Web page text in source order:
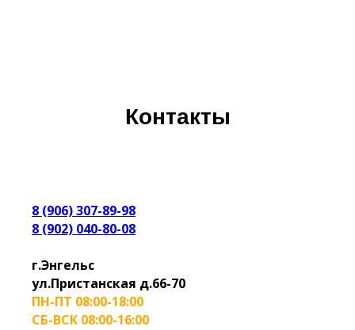
Контакты
8 (906) 307-89-98
8 (902) 040-80-08
г.Энгельс
ул.Пристанская д.66-70
ПН-ПТ 08:00-18:00
СБ-ВСК 08:00-16:00